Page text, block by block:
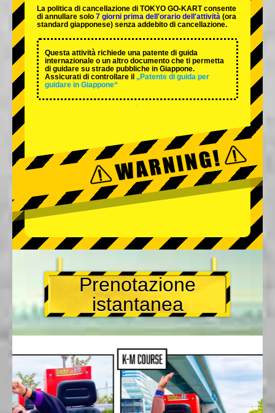
La politica di cancellazione di TOKYO GO-KART consente
di annullare solo 7 giorni prima dell'orario dell'attività (ora
standard giapponese) senza addebito di cancellazione.
Questa attività richiede una patente di guida
internazionale o un altro documento che ti permetta
di guidare su strade pubbliche in Giappone.
Assicurati di controllare il „Patente di guida per
guidare in Giappone“
Prenotazione
istantanea